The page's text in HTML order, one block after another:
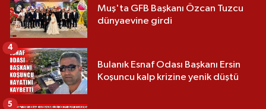
Muş'ta GFB Başkanı Özcan Tuzcu
dünyaevine girdi
Bulanık Esnaf Odası Başkanı Ersin
Koşuncu kalp krizine yenik düştü
4
5